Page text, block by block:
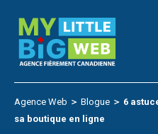
content
Agence Web ＞ Blogue ＞ 6
sa boutique en ligne